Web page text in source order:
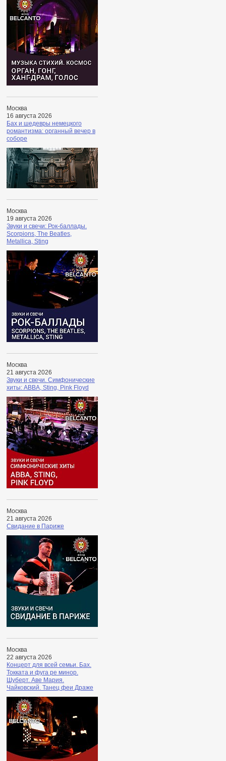
Москва
16 августа 2026
Бах и шедевры немецкого
романтизма: органный вечер в
соборе
Москва
19 августа 2026
Звуки и свечи: Рок-баллады.
Scorpions, The Beatles,
Metallica, Sting
Москва
21 августа 2026
Звуки и свечи. Симфонические
хиты: ABBA, Sting, Pink Floyd
Москва
21 августа 2026
Свидание в Париже
Москва
22 августа 2026
Концерт для всей семьи. Бах.
Токката и фуга ре минор.
Шуберт. Аве Мария.
Чайковский. Танец феи Драже